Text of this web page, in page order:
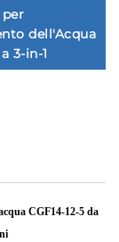
dell'Acqua
3-in-1
CGF14-12-5 da